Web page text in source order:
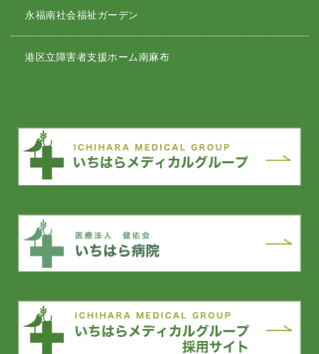
永福南社会福祉ガーデン
港区立障害者支援ホーム南麻布